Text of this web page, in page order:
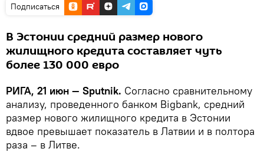
Подписаться
В Эстонии средний размер нового
жилищного кредита составляет чуть
более 130 000 евро
РИГА, 21 июн — Sputnik. Согласно сравнительному
анализу, проведенного банком Bigbank, средний
размер нового жилищного кредита в Эстонии
вдвое превышает показатель в Латвии и в полтора
раза – в Литве.